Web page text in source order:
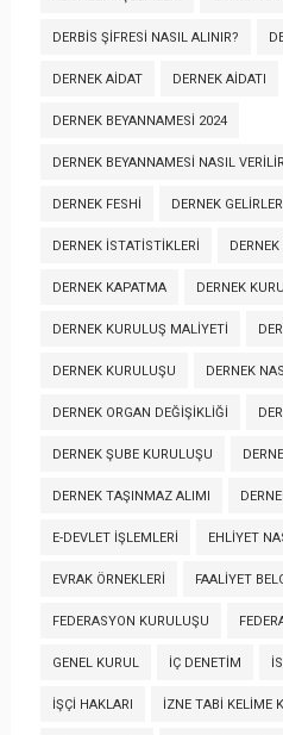
DERBİS ŞIFRESI NASIL ALINIR?
DERNEK AIDAT DERNEK AIDATI
DERNEK BEYANNAMESI 2024
DERNEK BEYANNAMESI NASIL
DERNEK FESHI DERNEK
DERNEK İSTATISTIKLERI
DERNEK KAPATMA DERNEK
DERNEK KURULUŞ MALIYETI
DERNEK KURULUŞU DERNEK
DERNEK ORGAN DEĞIŞIKLIĞI
DERNEK ŞUBE KURULUŞU
DERNEK TAŞINMAZ ALIMI
E-DEVLET İŞLEMLERI EHLIYET
EVRAK ÖRNEKLERI FAALIYET
FEDERASYON KURULUŞU
GENEL KURUL İÇ DENETIM
İŞÇI HAKLARI İZNE TABI KELIME